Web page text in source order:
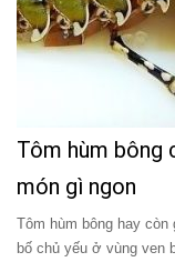
Tôm hùm bông
món gì ngon
Tôm hùm bông hay
bố chủ yếu ở vùng ven